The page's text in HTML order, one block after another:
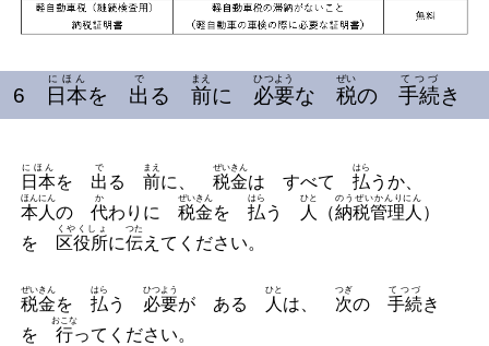
6 日本
にほん
を 出
で
る前
まえ
に 必要
ひつよう
な税
ぜい
の手続
てつづ
き
日本
にほん
を 出
で
る 前
まえ
に、 税金
ぜいきん
は すべて 払
はら
うか、
本人
ほんにん
の 代
か
わりに 税金
ぜいきん
を 払
はら
う 人
ひと
（納税管理人
のうぜいかんりにん
）
を
区役所
くやくしょ
に伝
つた
えてください。
税金
ぜいきん
を 払
はら
う 必要
ひつよう
が ある 人
ひと
は、 次
つぎ
の 手続
てつづ
き
を 行
おこな
ってください。